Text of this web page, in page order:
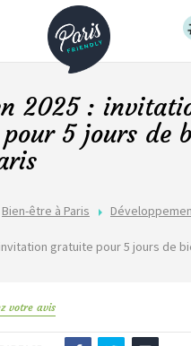
Bien-être à Paris
gratuite pour 5 jours de
2025 :
5 jours de
votre avis